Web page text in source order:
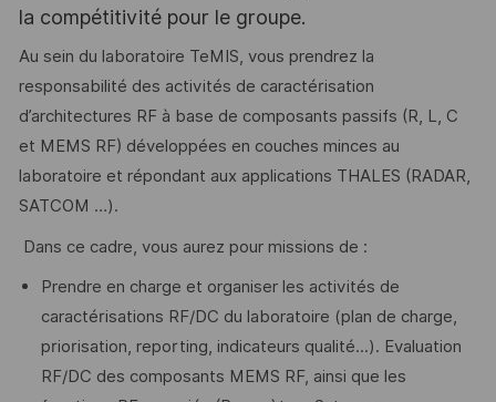
la compétitivité pour le groupe.
Au sein du laboratoire TeMIS, vous prendrez la
responsabilité des activités de caractérisation
d’architectures RF à base de composants passifs (R, L, C
et MEMS RF) développées en couches minces au
laboratoire et répondant aux applications THALES (RADAR,
SATCOM …).
Dans ce cadre, vous aurez pour missions de :
Prendre en charge et organiser les activités de
caractérisations RF/DC du laboratoire (plan de charge,
priorisation, reporting, indicateurs qualité...). Evaluation
RF/DC des composants MEMS RF, ainsi que les